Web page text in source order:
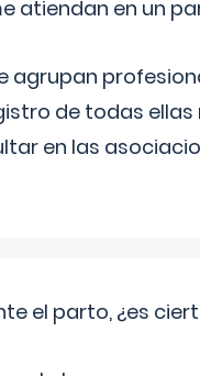
atiendan en un
agrupan
de todas
en las
el parto, ¿es